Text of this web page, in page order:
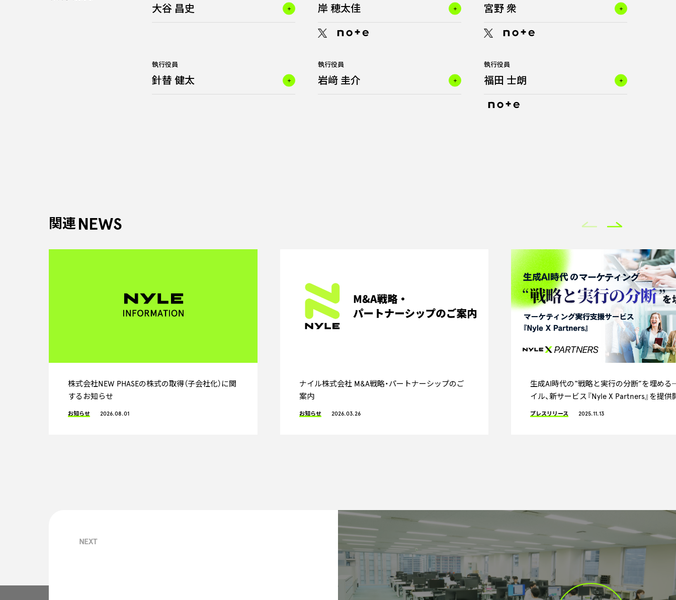
大谷 昌史 岸 穂太佳 宮野 衆
執行役員
針替 健太
執行役員
岩﨑 圭介
執行役員
福田 士朗
関連 NEWS
株式会社NEW PHASEの株式の取得（子会社化）に関
するお知らせ
お知らせ 2026.08.01
ナイル株式会社 M&A戦略・パートナーシップのご
案内
お知らせ 2026.03.26
生成AI時代の“戦略と実行の分断”を埋め
イル、新サービス『Nyle X Partners』を提供
プレスリリース 2025.11.13
NEXT